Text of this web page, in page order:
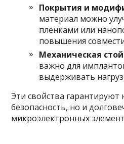
Покрытия и
материал можно
пленками или
повышения
Механическая
важно для
выдерживать
Эти свойства гарантируют
безопасность, но и
микроэлектронных